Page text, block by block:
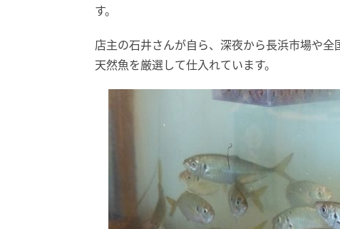
す。
店主の石井さんが自ら、深夜から長浜市場や
天然魚を厳選して仕入れています。